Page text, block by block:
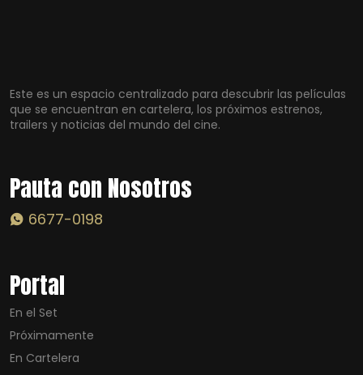
Este es un espacio centralizado para descubrir las películas
que se encuentran en cartelera, los próximos estrenos,
trailers y noticias del mundo del cine.
Pauta con Nosotros
6677-0198
Portal
En el Set
Próximamente
En Cartelera